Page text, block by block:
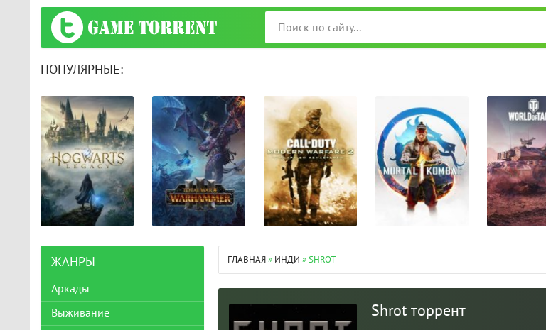
ПОПУЛЯРНЫЕ:
ГЛАВНАЯ» ИНДИ » SHROT
Shrot торрент
ЖАНРЫ
Аркады
Выживание